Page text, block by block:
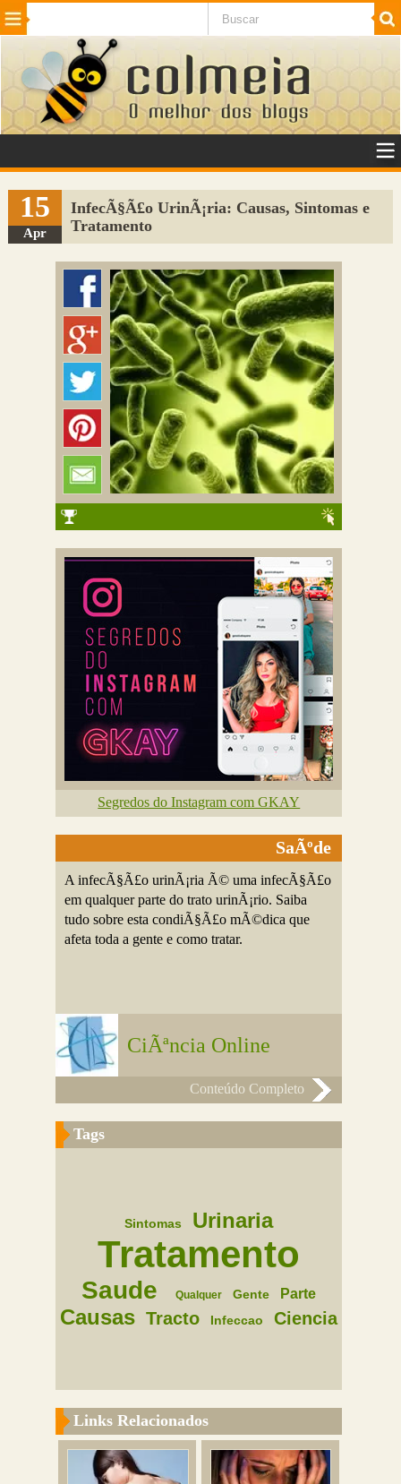
Beleza Cinema e TV
Internet Jogos NotÃ­cias SaÃºde
VeÃ­culos Adulto
Sugerir Link
Adicionar Blog
Colmeia Exchange
Perguntas Frequentes
15
Apr
InfecÃ§Ã£o UrinÃ¡ria: Causas, Sintomas e
Tratamento
Segredos do Instagram com GKAY
SaÃºde
A infecÃ§Ã£o urinÃ¡ria Ã© uma infecÃ§Ã£o
em qualquer parte do trato urinÃ¡rio. Saiba
tudo sobre esta condiÃ§Ã£o mÃ©dica que
afeta toda a gente e como tratar.
CiÃªncia Online
Conteúdo Completo
Tags
Sintomas Urinaria
Tratamento
Saude Qualquer Gente Parte
Causas Tracto Infeccao Ciencia
Links Relacionados